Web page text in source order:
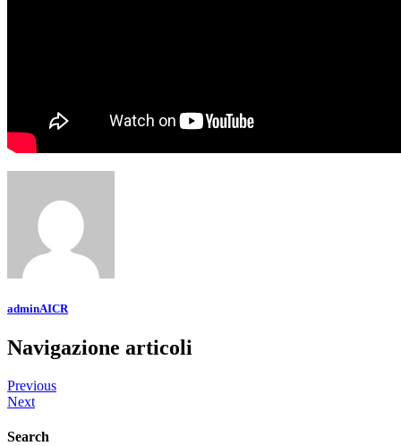
adminAICR
Navigazione articoli
Previous
Next
Search